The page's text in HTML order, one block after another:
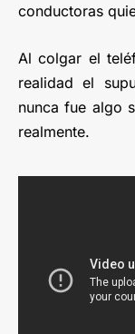
conductoras
Al colgar el
realidad el
nunca fue algo
realmente.